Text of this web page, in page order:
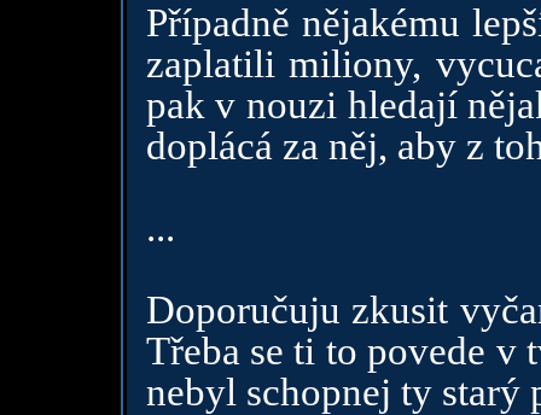
Případně nějakému
zaplatili miliony,
pak v nouzi hledají
doplácá za něj, aby z
...
Doporučuju zkusit
Třeba se ti to povede v
nebyl schopnej ty